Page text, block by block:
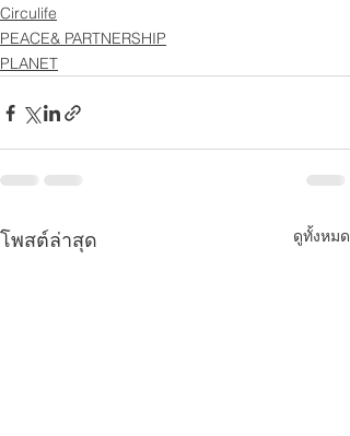
Circulife
PEACE& PARTNERSHIP
PLANET
โพสต์ล่าสุด ดูทั้งหมด